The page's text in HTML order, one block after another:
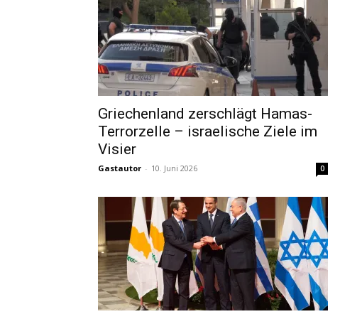
Griechenland zerschlägt Hamas-
Terrorzelle – israelische Ziele im
Visier
Gastautor - 10. Juni 2026 0